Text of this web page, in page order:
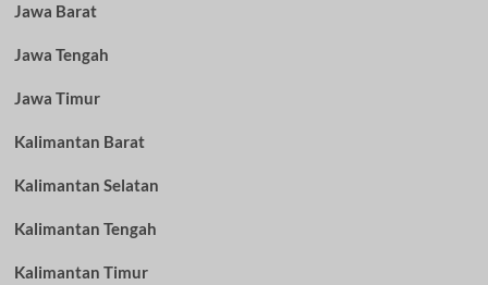
Jawa Barat
Jawa Tengah
Jawa Timur
Kalimantan Barat
Kalimantan Selatan
Kalimantan Tengah
Kalimantan Timur